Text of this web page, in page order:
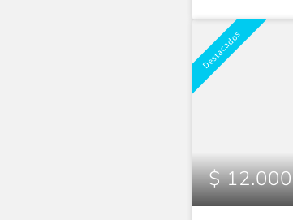
Destacados
$